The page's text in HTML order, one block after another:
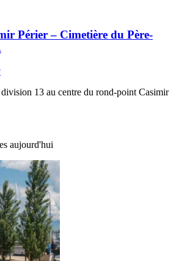
Périer – Cimetière du Père-
13 au centre du rond-point Casimir
aujourd'hui